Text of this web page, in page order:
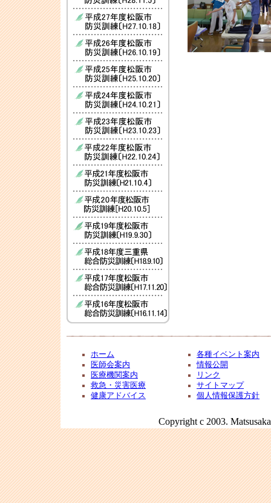
ホーム
各種イベント案内
医師会案内
情報公開
医療機関案内
リンク
救急・災害医療
サイトマップ
健康アドバイス
個人情報保護方針
Copyright c 2003.